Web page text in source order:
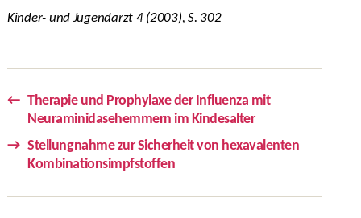
Kinder- und Jugendarzt 4 (2003), S. 302
← Therapie und Prophylaxe der Influenza mit
Neuraminidasehemmern im Kindesalter
→ Stellungnahme zur Sicherheit von hexavalenten
Kombinationsimpfstoffen